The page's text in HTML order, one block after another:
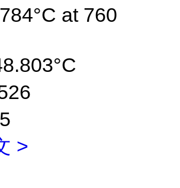
at 760
>